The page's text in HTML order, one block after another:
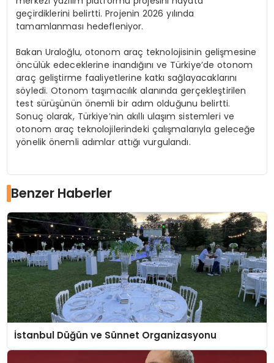
geçirdiklerini belirtti. Projenin 2026 yılında
tamamlanması hedefleniyor.
Bakan Uraloğlu, otonom araç teknolojisinin gelişmesine
öncülük edeceklerine inandığını ve Türkiye’de otonom
araç geliştirme faaliyetlerine katkı sağlayacaklarını
söyledi. Otonom taşımacılık alanında gerçekleştirilen
test sürüşünün önemli bir adım olduğunu belirtti.
Sonuç olarak, Türkiye’nin akıllı ulaşım sistemleri ve
otonom araç teknolojilerindeki çalışmalarıyla geleceğe
yönelik önemli adımlar attığı vurgulandı.
Benzer Haberler
İstanbul Düğün ve Sünnet Organizasyonu